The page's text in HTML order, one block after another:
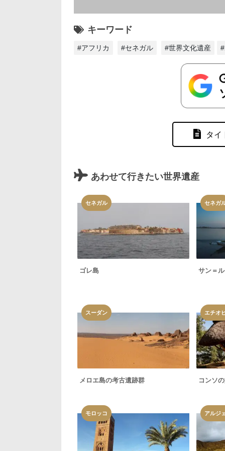
キーワード
#アフリカ #セネガル #世界文化遺産
タイ
あわせて行きたい世界遺産
セネガル
ゴレ島
セネガ
サン＝
スーダン
メロエ島の考古遺跡群
エチオ
コンソ
モロッコ アルジ